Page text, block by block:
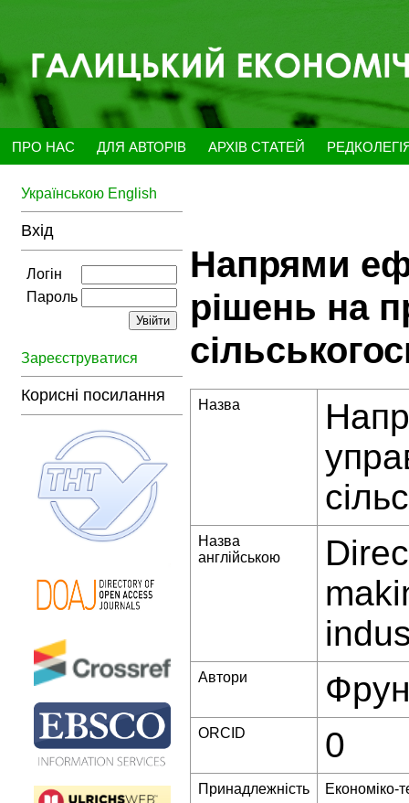
ПРО НАС ДЛЯ АВТОРІВ АРХІВ СТАТЕЙ
Українською English
Вхід
Логін
Пароль
Зареєструватися
Корисні посилання
Напрями
рішень на
Назва
Назва
англійською
Автори
ORCID 0
Принадлежність Економіко-